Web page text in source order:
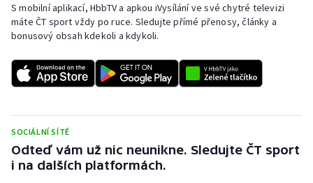
S mobilní aplikací, HbbTV a apkou iVysílání ve své chytré televizi
máte ČT sport vždy po ruce. Sledujte přímé přenosy, články a
bonusový obsah kdekoli a kdykoli.
SOCIÁLNÍ SÍTĚ
Odteď vám už nic neunikne. Sledujte ČT sport
i na dalších platformách.